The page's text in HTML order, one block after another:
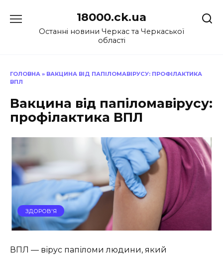
до
18000.ck.ua
Останні новини Черкас та Черкаської
області
ГОЛОВНА » ВАКЦИНА ВІД ПАПІЛОМАВІРУСУ: ПРОФІЛАКТИКА
ВПЛ
Вакцина від папіломавірусу:
профілактика ВПЛ
ЗДОРОВ'Я
ВПЛ — вірус папіломи людини, який